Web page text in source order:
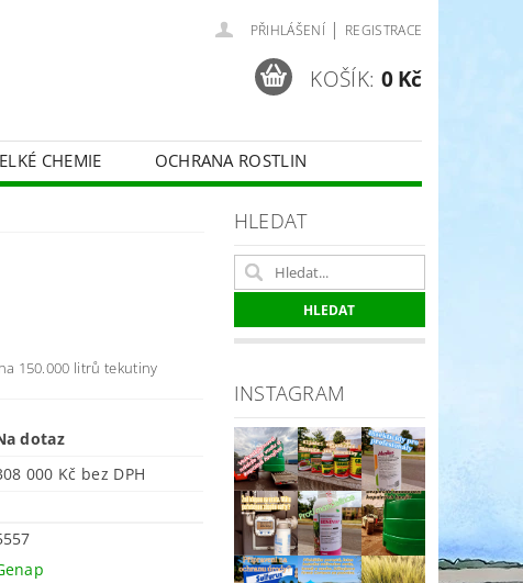
PŘIHLÁŠENÍ | REGISTRACE
KOŠÍK: 0 Kč
CHEMIE
OCHRANA ROSTLIN
150.000 litrů tekutiny
dotaz
308 000 Kč bez DPH
HLEDAT
INSTAGRAM